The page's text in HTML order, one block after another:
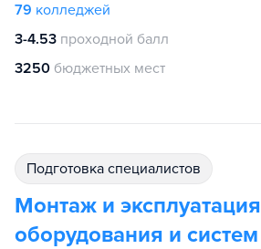
79 колледжей
3-4.53 проходной балл
3250 бюджетных мест
подготовка специалистов
Монтаж и эксплуатация
оборудования и систем